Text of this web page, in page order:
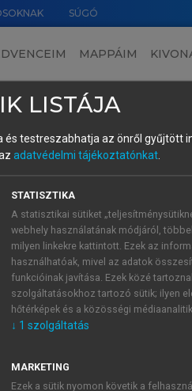
SÚGÓ
MAPPÁIM
része: hanti
Szibériában, az Ob
szélei egymástól még
létszáma sohasem
sokban különböznek
összefolyása. Az ettől délre
északra egészen az Ob
mellékfolyók völgye a
nem terjednek néhány
nehezíti, hogy kevés és
készültek feljegyzések
LISTÁJA
és testreszabhatja az önről gyűjtött
adatvédelmi tájékoztatónkat.
STATISZTIKA
A statisztikai sütiket
webhely használatának módjáról,
milyen linkekre kattintott. Ezek az
használhatóak, mivel az adatok
funkcióinak javítása. Ezek közé
szolgáltatásokhoz tartozó sütik; ilyen
hőtérképek és a közösségi
↓ 1 szolgáltatás
MARKETING
Ezek a sütik nyomon követik a